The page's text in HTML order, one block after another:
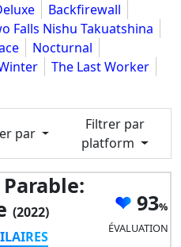
Backfirewall
Falls Nishu Takuatshina
Nocturnal
The Last Worker
par
Filtrer par
platform
(2022)
93
ÉVALUATION